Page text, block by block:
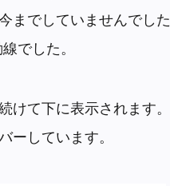
までしていませんでした
でした。
けて下に表示されます。
ーしています。